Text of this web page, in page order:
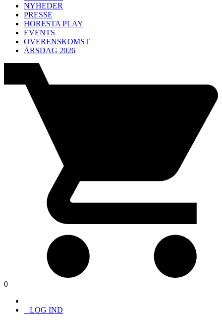
NYHEDER
PRESSE
HORESTA PLAY
EVENTS
OVERENSKOMST
ÅRSDAG 2026
0
LOG IND